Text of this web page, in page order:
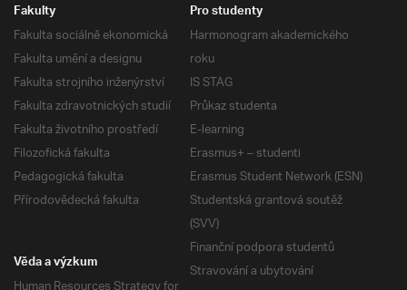
Fakulty
Fakulta sociálně ekonomická
Fakulta umění a designu
Fakulta strojního inženýrství
Fakulta zdravotnických studií
Fakulta životního prostředí
Filozofická fakulta
Pedagogická fakulta
Přírodovědecká fakulta
Pro studenty
Harmonogram akademického
roku
IS STAG
Průkaz studenta
E-learning
Erasmus+ – studenti
Erasmus Student Network (ESN)
Studentská grantová soutěž
(SVV)
Finanční podpora studentů
Stravování a ubytování
Věda a výzkum